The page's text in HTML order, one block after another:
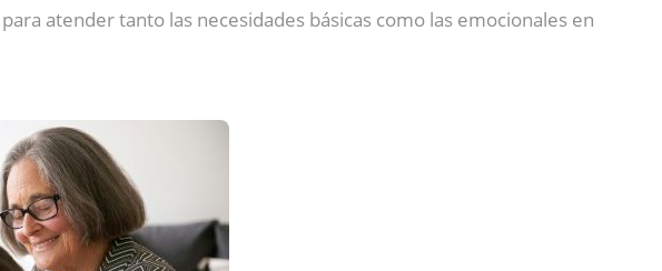
atender tanto las necesidades básicas como las emocionales en